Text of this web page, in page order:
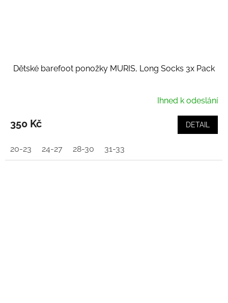
Dětské barefoot ponožky MURIS, Long Socks 3x Pack
Ihned k odeslání
350 Kč DETAIL
20-23 24-27 28-30 31-33